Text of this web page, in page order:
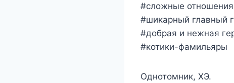
#сложные отношения
#шикарный главный
#добрая и нежная
#котики-фамильяры
Однотомник, ХЭ.